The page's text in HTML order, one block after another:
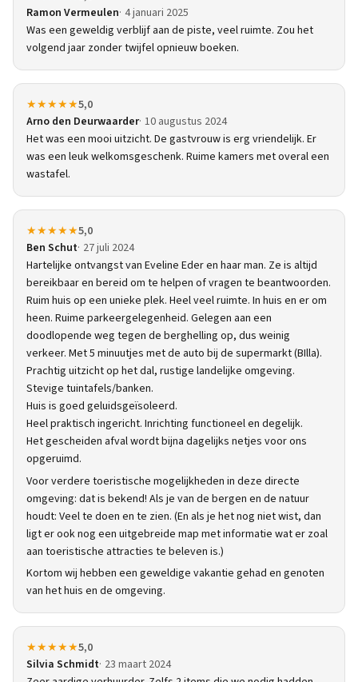
Ramon Vermeulen 4 januari 2025
Was een geweldig verblijf aan de piste, veel ruimte. Zou het
volgend jaar zonder twijfel opnieuw boeken.
★★★★★5,0
Arno den Deurwaarder 10 augustus 2024
Het was een mooi uitzicht. De gastvrouw is erg vriendelijk. Er
was een leuk welkomsgeschenk. Ruime kamers met overal een
wastafel.
★★★★★5,0
Ben Schut 27 juli 2024
Hartelijke ontvangst van Eveline Eder en haar man. Ze is altijd
bereikbaar en bereid om te helpen of vragen te beantwoorden.
Ruim huis op een unieke plek. Heel veel ruimte. In huis en er om
heen. Ruime parkeergelegenheid. Gelegen aan een
doodlopende weg tegen de berghelling op, dus weinig
verkeer. Met 5 minuutjes met de auto bij de supermarkt (BIlla).
Prachtig uitzicht op het dal, rustige landelijke omgeving.
Stevige tuintafels/banken.
Huis is goed geluidsgeïsoleerd.
Heel praktisch ingericht. Inrichting functioneel en degelijk.
Het gescheiden afval wordt bijna dagelijks netjes voor ons
opgeruimd.
Voor verdere toeristische mogelijkheden in deze directe
omgeving: dat is bekend! Als je van de bergen en de natuur
houdt: Veel te doen en te zien. (En als je het nog niet wist, dan
ligt er ook nog een uitgebreide map met informatie wat er zoal
aan toeristische attracties te beleven is.)
Kortom wij hebben een geweldige vakantie gehad en genoten
van het huis en de omgeving.
★★★★★5,0
Silvia Schmidt 23 maart 2024